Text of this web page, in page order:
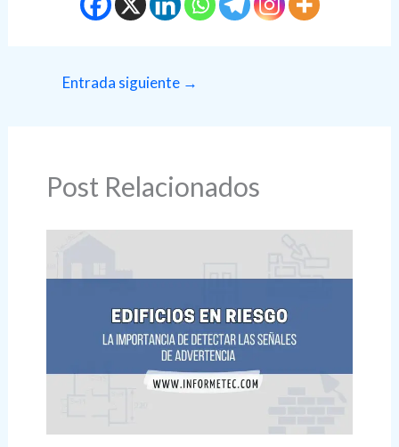
Entrada siguiente →
Post Relacionados